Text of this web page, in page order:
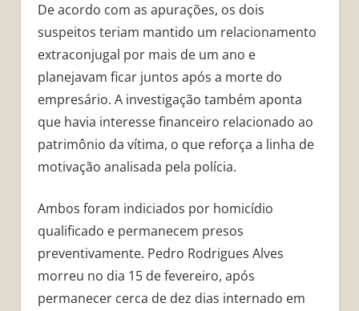
De acordo com as apurações, os dois
suspeitos teriam mantido um relacionamento
extraconjugal por mais de um ano e
planejavam ficar juntos após a morte do
empresário. A investigação também aponta
que havia interesse financeiro relacionado ao
patrimônio da vítima, o que reforça a linha de
motivação analisada pela polícia.
Ambos foram indiciados por homicídio
qualificado e permanecem presos
preventivamente. Pedro Rodrigues Alves
morreu no dia 15 de fevereiro, após
permanecer cerca de dez dias internado em